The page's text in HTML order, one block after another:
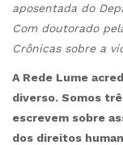
aposentada do
Com doutorado
Crônicas sobre a
A Rede Lume
diverso. Somos
escrevem sobre
dos direitos